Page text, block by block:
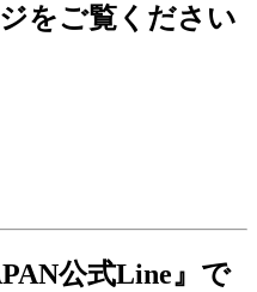
をご覧ください
公式Line』で